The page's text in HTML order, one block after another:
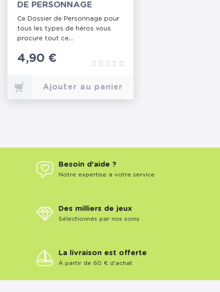
DE PERSONNAGE
Ce Dossier de Personnage pour
tous les types de héros vous
procure tout ce...
Prix
4,90 €
Ajouter au panier
Besoin d'aide ?
Notre expertise à votre service
Des milliers de jeux
Sélectionnés par nos soins
La livraison est offerte
À partir de 60 € d'achat